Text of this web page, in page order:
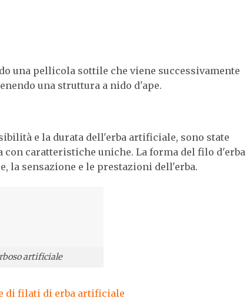
una pellicola sottile che viene successivamente
una struttura a nido d'ape.
e la durata dell'erba artificiale, sono state
caratteristiche uniche. La forma del filo d'erba
la sensazione e le prestazioni dell'erba.
artificiale
di filati di erba artificiale